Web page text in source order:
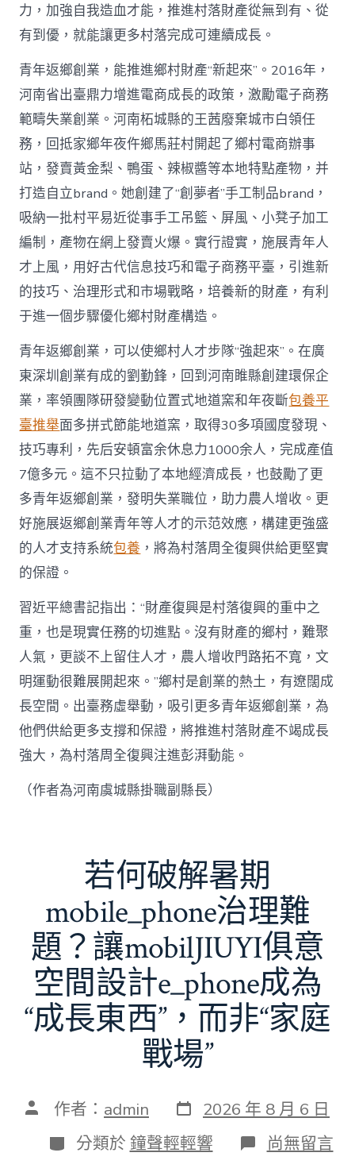
力，加強自我造血才能，推進村落財產從無到有、從
有到優，就能讓更多村落完成可連續成長。
青年返鄉創業，能推進鄉村財產“新起來”。2016年，
河南省出臺鼎力增進電商成長的政策，激勵電子商務
範疇失業創業。河南柘城縣的王茜廢棄城市白領任
務，回抵家鄉年夜仵鄉馬莊村開起了鄉村電商辦事
站，發賣黃金梨、鴨蛋、辣椒醬等本地特點產物，并
打造自立brand。她創建了“創夢者”手工制品brand，
吸納一批村平易近從事手工吊籃、屏風、小凳子加工
編制，產物在網上發賣火爆。實行證實，施展青年人
才上風，用好古代信息技巧和電子商務平臺，引進新
的技巧、治理形式和市場戰略，培養新的財產，有利
于進一個步驟優化鄉村財產構造。
青年返鄉創業，可以使鄉村人才步隊“強起來”。在廣
東深圳創業有成的劉勤鋒，回到河南睢縣創建環保企
業，率領團隊研發變動位置式地道窯和年夜斷包養平
臺推舉面多拼式節能地道窯，取得30多項國度發現、
技巧專利，先后安頓富余休息力1000余人，完成產值
7億多元。這不只拉動了本地經濟成長，也鼓勵了更
多青年返鄉創業，發明失業職位，助力農人增收。更
好施展返鄉創業青年等人才的示范效應，構建更強盛
的人才支持系統包養 ，將為村落周全復興供給更堅實
的保證。
習近平總書記指出：“財產復興是村落復興的重中之
重，也是現實任務的切進點。沒有財產的鄉村，難聚
人氣，更談不上留住人才，農人增收門路拓不寬，文
明運動很難展開起來。”鄉村是創業的熱土，有遼闊成
長空間。出臺務虛舉動，吸引更多青年返鄉創業，為
他們供給更多支撐和保證，將推進村落財產不竭成長
強大，為村落周全復興注進彭湃動能。
（作者為河南虞城縣掛職副縣長）
若何破解暑期
mobile_phone治理難
題？讓mobilJIUYI俱意
空間設計e_phone成為
“成長東西”，而非“家庭
戰場”
文 作者： admin 發
表
日
期
2026 年 8 月 6 日
分
類
分類於 鐘聲輕輕響 在
〈若
尚無留言